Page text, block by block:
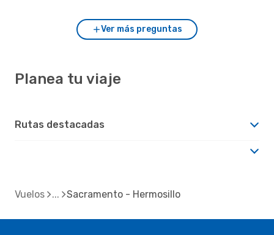
Ver más preguntas
Planea tu viaje
Rutas destacadas
Vuelos Sacramento - Hermosillo